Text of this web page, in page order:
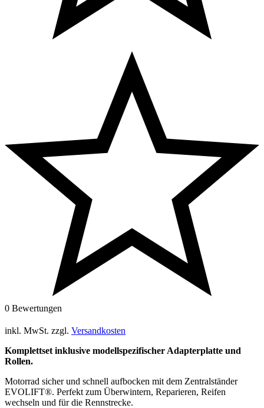
0 Bewertungen
inkl. MwSt. zzgl. Versandkosten
Komplettset inklusive modellspezifischer Adapterplatte und
Rollen.
Motorrad sicher und schnell aufbocken mit dem Zentralständer
EVOLIFT®. Perfekt zum Überwintern, Reparieren, Reifen
wechseln und für die Rennstrecke.